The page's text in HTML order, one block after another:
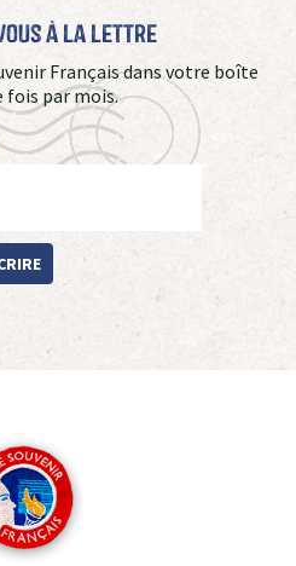
à La Lettre
Français dans votre boîte
fois par mois.